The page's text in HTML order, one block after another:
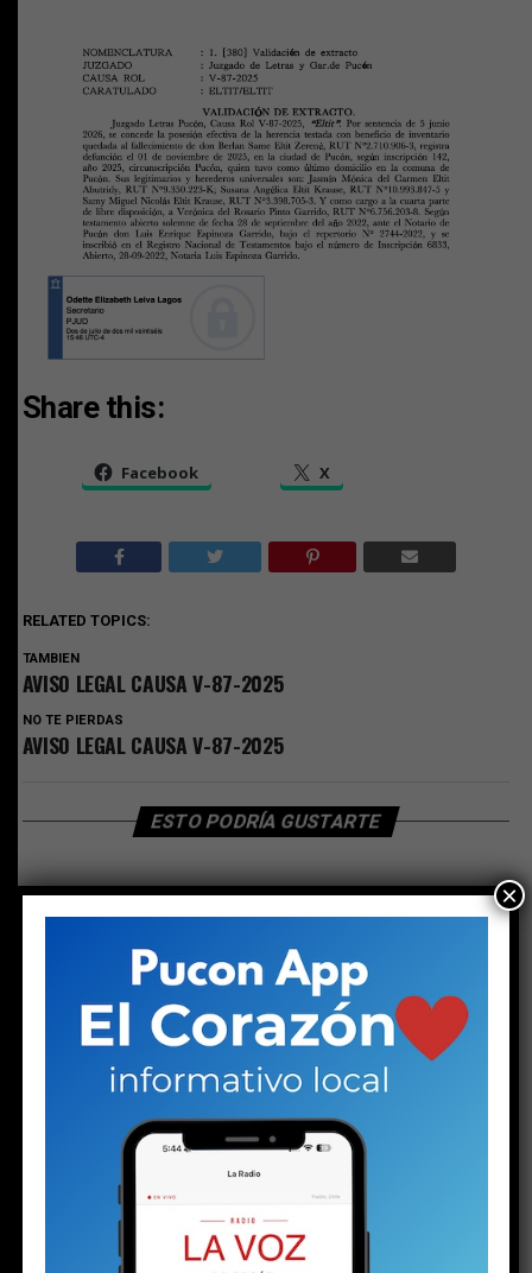
Share this:
Facebook X
RELATED TOPICS:
TAMBIEN
AVISO LEGAL CAUSA V-87-2025
NO TE PIERDAS
AVISO LEGAL CAUSA V-87-2025
ESTO PODRÍA GUSTARTE
AVISO LEGAL CAUSA V-87-2025
2 semanas atrás en Julio 23, 2026
Director
×